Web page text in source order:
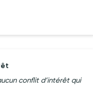
conflit d’intérêt qui